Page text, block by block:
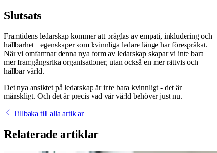
Slutsats
Framtidens ledarskap kommer att präglas av empati, inkludering och
hållbarhet - egenskaper som kvinnliga ledare länge har förespråkat.
När vi omfamnar denna nya form av ledarskap skapar vi inte bara
mer framgångsrika organisationer, utan också en mer rättvis och
hållbar värld.
Det nya ansiktet på ledarskap är inte bara kvinnligt - det är
mänskligt. Och det är precis vad vår värld behöver just nu.
Tillbaka till alla artiklar
Relaterade artiklar